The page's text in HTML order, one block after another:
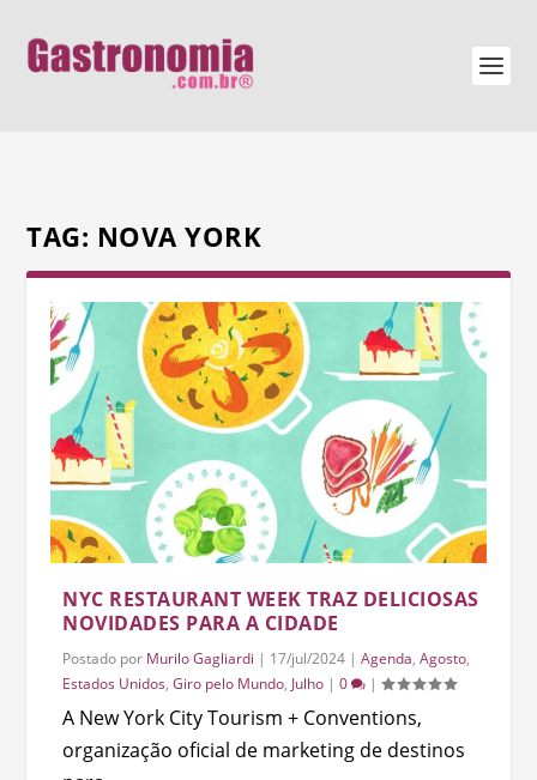
TAG: NOVA YORK
NYC RESTAURANT WEEK TRAZ DELICIOSAS
NOVIDADES PARA A CIDADE
Postado por Murilo Gagliardi | 17/jul/2024 |Agenda,Agosto,
Estados Unidos,Giro pelo Mundo, Julho |0 |
A New York City Tourism + Conventions,
organização oficial de marketing de destinos